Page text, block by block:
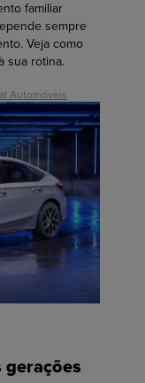
familiar
sempre
Veja como
sua rotina.
Automóveis
gerações